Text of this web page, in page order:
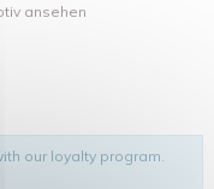
ansehen
our loyalty program.